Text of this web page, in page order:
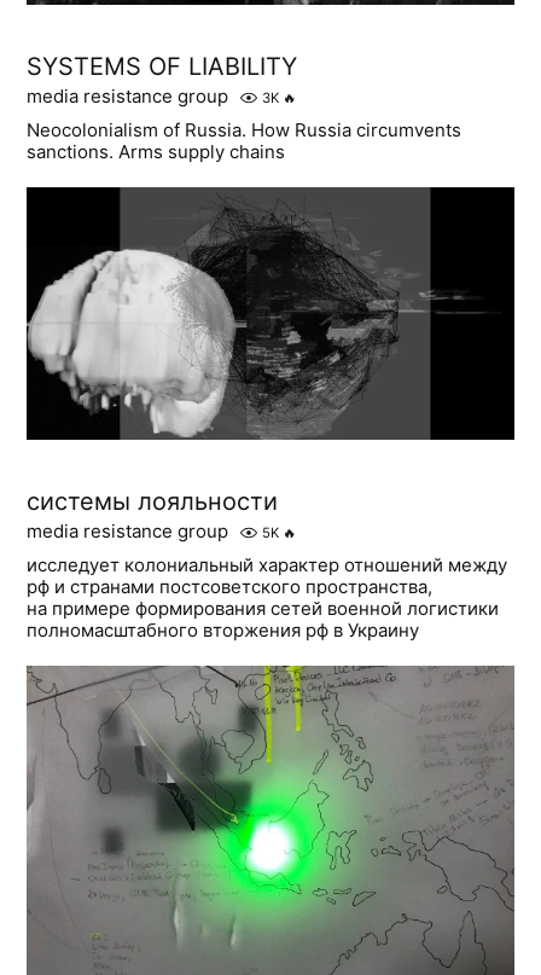
SYSTEMS OF LIABILITY
media resistance group 3K 🔥
Neocolonialism of Russia. How Russia circumvents
sanctions. Arms supply chains
системы лояльности
media resistance group 5K 🔥
исследует колониальный характер отношений между
рф и странами постсоветского пространства,
на примере формирования сетей военной логистики
полномасштабного вторжения рф в Украину